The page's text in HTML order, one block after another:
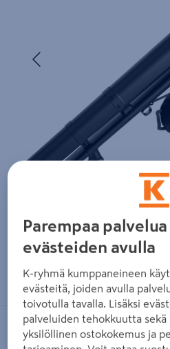
GARDENA
Parempaa palvelua
evästeiden avulla
K-ryhmä kumppaneineen
evästeitä, joiden avulla
toivotulla tavalla. Lisäksi
palveluiden tehokkuutta sekä
yksilöllinen ostokokemus ja